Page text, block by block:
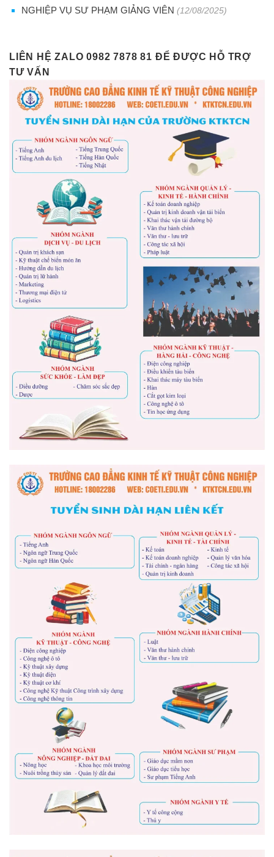
NGHIỆP VỤ SƯ PHẠM GIẢNG VIÊN (12/08/2025)
LIÊN HỆ ZALO 0982 7878 81 ĐỂ ĐƯỢC HỖ TRỢ
TƯ VẤN